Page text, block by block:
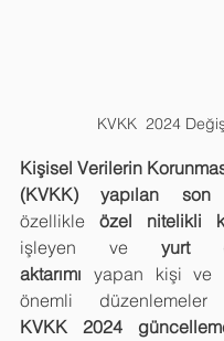
KVKK  2024
Kişisel Verilerin
(KVKK) yapılan son
özellikle özel nitelikli
işleyen ve yurt
aktarımı yapan kişi ve
KVKK 2024